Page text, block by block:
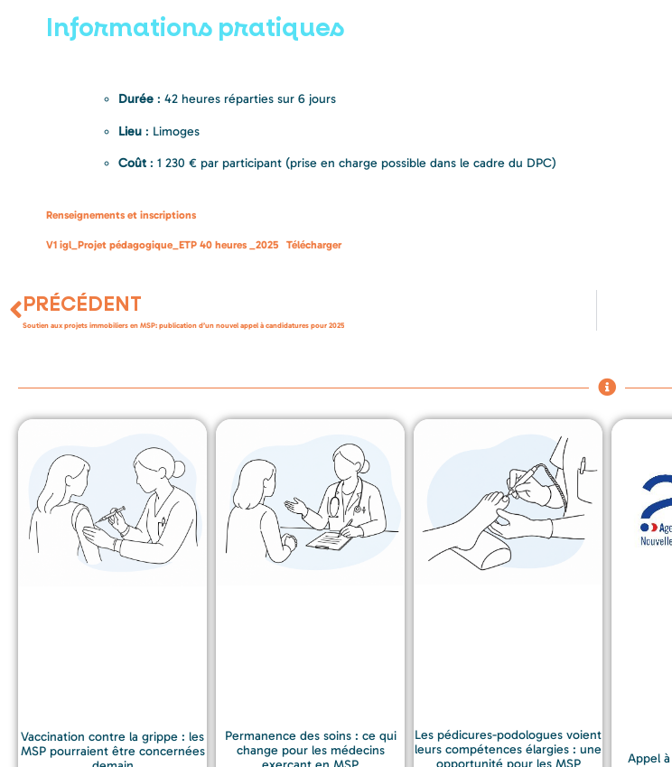
Informations pratiques
Durée : 42 heures réparties sur 6 jours
Lieu : Limoges
Coût : 1 230 € par participant (prise en charge possible dans le cadre du DPC)
Renseignements et inscriptions
V1 igl_Projet pédagogique_ETP 40 heures _2025 Télécharger
PRÉCÉDENT
Soutien aux projets immobiliers en MSP: publication d’un nouvel appel à candidatures pour 2025
Vaccination contre la grippe : les
MSP pourraient être concernées
Permanence des soins : ce qui
change pour les médecins
Les pédicures-podologues voient
leurs compétences élargies : une
opportunité pour les MSP
Appel à